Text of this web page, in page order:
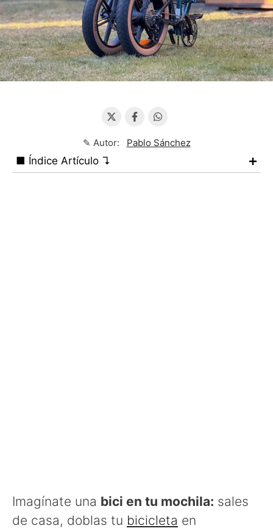
✎ Autor: Pablo Sánchez
■ Índice Artículo ↴
Imagínate una bici en tu mochila: sales
de casa, doblas tu bicicleta en